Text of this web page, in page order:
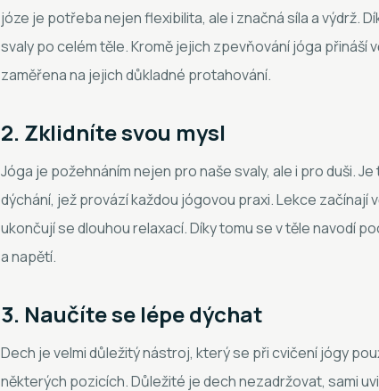
józe je potřeba nejen flexibilita, ale i značná síla a výdrž.
svaly po celém těle. Kromě jejich zpevňování jóga přináší
zaměřena na jejich důkladné protahování.
2. Zklidníte svou mysl
Jóga je požehnáním nejen pro naše svaly, ale i pro duši.
dýchání, jež provází každou jógovou praxi. Lekce začínají
ukončují se dlouhou relaxací. Díky tomu se v těle navodí
a napětí.
3. Naučíte se lépe dýchat
Dech je velmi důležitý nástroj, který se při cvičení jógy
některých pozicích. Důležité je dech nezadržovat, sami